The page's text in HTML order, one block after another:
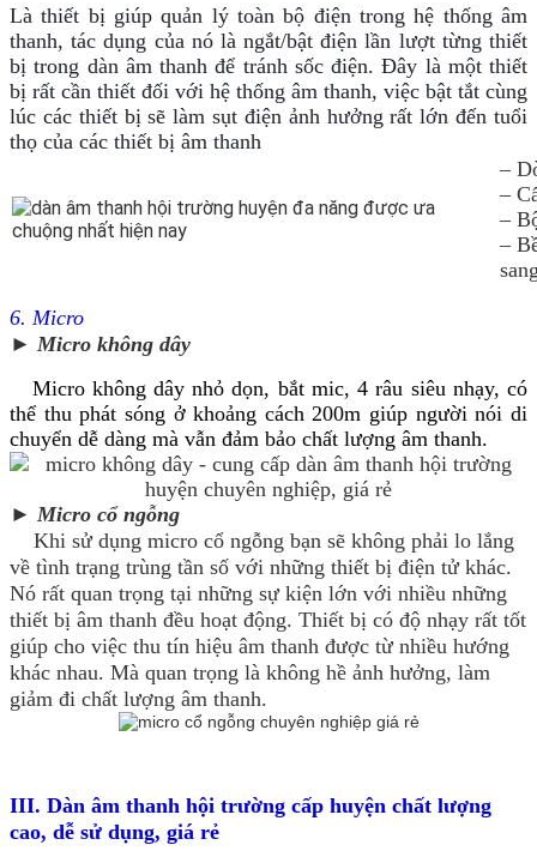
Là thiết bị giúp quản lý toàn bộ điện trong hệ thống âm
thanh, tác dụng của nó là ngắt/bật điện lần lượt từng thiết
bị trong dàn âm thanh để tránh sốc điện. Đây là một thiết
bị rất cần thiết đối với hệ thống âm thanh, việc bật tắt cùng
lúc các thiết bị sẽ làm sụt điện ảnh hưởng rất lớn đến tuổi
thọ của các thiết bị âm thanh
–
–
–
–
6. Micro
► Micro không dây
Micro không dây nhỏ dọn, bắt mic, 4 râu siêu nhạy, có
thể thu phát sóng ở khoảng cách 200m giúp người nói di
chuyển dễ dàng mà vẫn đảm bảo chất lượng âm thanh.
► Micro cổ ngỗng
Khi sử dụng micro cổ ngỗng bạn sẽ không phải lo lắng
về tình trạng trùng tần số với những thiết bị điện tử khác.
Nó rất quan trọng tại những sự kiện lớn với nhiều những
thiết bị âm thanh đều hoạt động. Thiết bị có độ nhạy rất tốt
giúp cho việc thu tín hiệu âm thanh được từ nhiều hướng
khác nhau. Mà quan trọng là không hề ảnh hưởng, làm
giảm đi chất lượng âm thanh.
III. Dàn âm thanh hội trường cấp huyện chất lượng
cao, dễ sử dụng, giá rẻ